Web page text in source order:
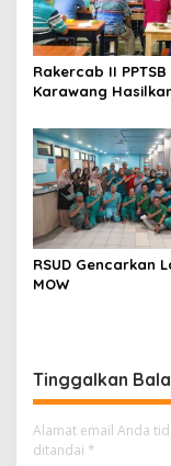
Rakercab II PPTSB
Karawang
Adat
RSUD Gencarkan
MOW
Tinggalkan
Alamat email Anda
ditandai *